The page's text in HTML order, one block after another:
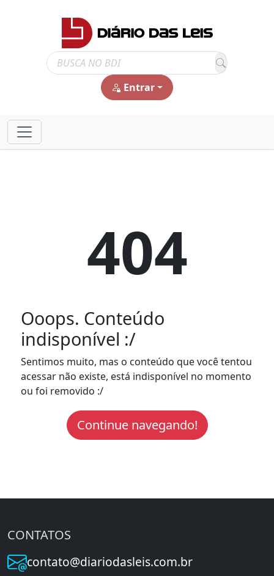
Entrar
404
Ooops. Conteúdo
indisponível :/
Sentimos muito, mas o conteúdo que você tentou
acessar não existe, está indisponível no momento
ou foi removido :/
Continue navegando!
CONTATOS
contato@diariodasleis.com.br